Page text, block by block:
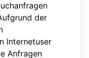
der
Internetuser
Anfragen